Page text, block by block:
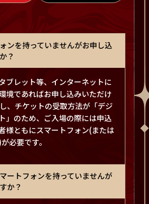
ンを持っていませんがお申し込
？
ブレット等、インターネットに
境であればお申し込みいただけ
、チケットの受取方法が「デジ
」のため、ご入場の際には申込
様ともにスマートフォン(または
必要です。
ートフォンを持っていませんが
か？